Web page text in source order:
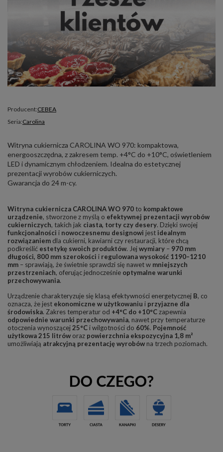
Producent:CEBEA
Seria:Carolina
Witryna cukiernicza CAROLINA WO 970: kompaktowa,
energooszczędna, z zakresem temp. +4°C do +10°C, oświetleniem
LED i dynamicznym chłodzeniem. Idealna do estetycznej
prezentacji wyrobów cukierniczych.
Gwarancja do 24 m-cy.
Witryna cukiernicza CAROLINA WO 970 to kompaktowe
urządzenie, stworzone z myślą o efektywnej prezentacji wyrobów
cukierniczych, takich jak ciasta, torty czy desery. Dzięki swojej
funkcjonalności i nowoczesnemu designowi jest idealnym
rozwiązaniem dla cukierni, kawiarni czy restauracji, które chcą
podkreślić estetykę swoich produktów. Jejwymiary – 970 mm
długości, 800 mm szerokości i regulowana wysokość 1190–1210
mm – sprawiają, że świetnie sprawdzi się nawet w mniejszych
przestrzeniach, oferując jednocześnie optymalne warunki
przechowywania.
Urządzenie charakteryzuje się klasą efektywności energetycznej B, co
oznacza, że jest ekonomiczne w użytkowaniu i przyjazne dla
środowiska. Zakres temperatur od +4°C do +10°Czapewnia
odpowiednie warunki przechowywania, nawet przy temperaturze
otoczenia wynoszącej25°C i wilgotności do 60%. Pojemność
użytkowa 215 litrów oraz powierzchnia ekspozycyjna 1,8 m²
umożliwiają atrakcyjną prezentację wyrobów na trzech poziomach.